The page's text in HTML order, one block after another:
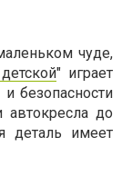
чуде,
" играет
безопасности
до
деталь имеет